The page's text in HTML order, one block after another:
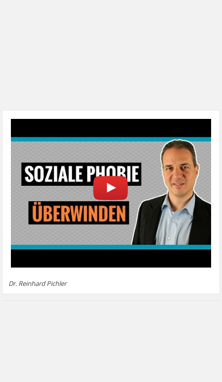
Dr. Reinhard Pichler